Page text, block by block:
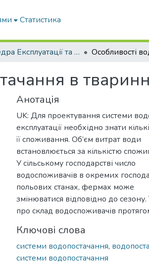
Статистика
Кафедра Експлуатації та технічного сервісу машин
в
Анотація
UK: Для проектування системи
експлуатації необхідно знати
її споживання. Об’єм витрат води
встановлюється за кількістю
У сільському господарстві число
водоспоживачів в окремих
польових станах, фермах може
змінюватися відповідно до
про склад водоспоживачів
Ключові слова
системи водопостачання,
системи водопостачання